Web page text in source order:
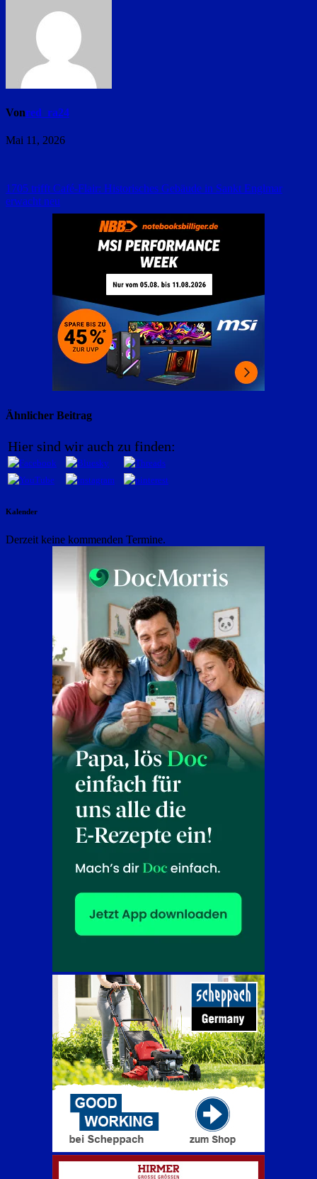
Vonred_ra24
Mai 11, 2026
Beitragsnavigation
1705 trifft Café-Flair: Historisches Gebäude in Sankt Englmar
erwacht neu
Ähnlicher Beitrag
Hier sind wir auch zu finden:
Kalender
Derzeit keine kommenden Termine.